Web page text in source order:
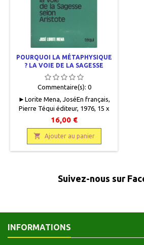
POURQUOI LA MÉTAPHYSIQUE
? LA VOIE DE LA SAGESSE
SELON ARISTOTE
Commentaire(s): 0
► Lorite Mena, JoséEn français,
Pierre Téqui éditeur, 1976, 15 x
22, 384 pages, broché, occasion .
Bon état. Quelques frottements
et quelques petites taches sur la
couverture. Très bon état
intérieur. 9782852442504.
16,00 €
 Ajouter au panier
Suivez-nous sur
INFORMATIONS